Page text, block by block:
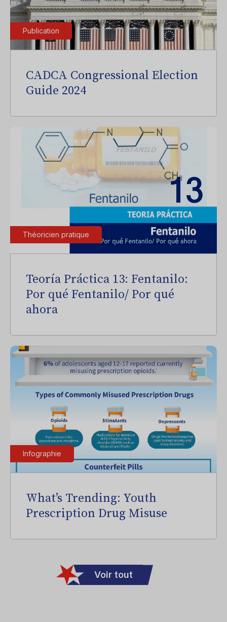
Publication
CADCA Congressional Election
Guide 2024
Théoricien pratique
Teoría Práctica 13: Fentanilo:
Por qué Fentanilo/ Por qué
ahora
Infographie
What’s Trending: Youth
Prescription Drug Misuse
Voir tout